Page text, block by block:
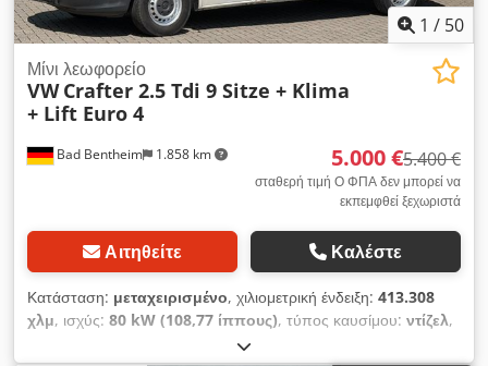
1 / 50
Bad Bentheim 1.858 km
Μίνι λεωφορείο
VW Crafter 2.5 Tdi 9 Sitze + Klima
+ Lift Euro 4
5.000 €5.400 €
σταθερή τιμή Ο ΦΠΑ δεν μπορεί να
εκπεμφθεί ξεχωριστά
Αιτηθείτε Καλέστε
Κατάσταση: μεταχειρισμένο, χιλιομετρική ένδειξη: 413.308
χλμ, ισχύς: 80 kW (108,77 ίππους), τύπος καυσίμου: ντίζελ,
, πρώτη ταξινόμηση: